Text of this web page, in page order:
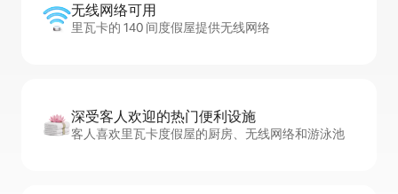
无线网络可用
里瓦卡的 140 间度假屋提供无线网络
深受客人欢迎的热门便利设施
客人喜欢里瓦卡度假屋的厨房、无线网络和游泳池